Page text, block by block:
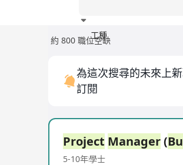
工種
約 800 職位空缺
為這次搜尋的未來上
訂閱
Project Manager(
5-10年學士